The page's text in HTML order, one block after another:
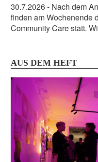
30.7.2026- Nach dem
finden am Wochenende
Community Care statt.
AUS DEM HEFT